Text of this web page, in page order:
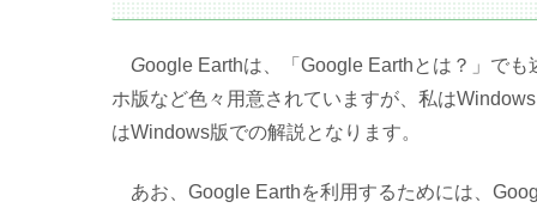
Google Earthは、「Google Earthとは？」で
ホ版など色々用意されていますが、私は
はWindows版での解説となります。
あお、Google Earthを利用するためには、